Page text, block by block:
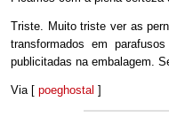
Triste. Muito triste ver as
transformados em
publicitadas na embalagem.
Via [ poeghostal ]